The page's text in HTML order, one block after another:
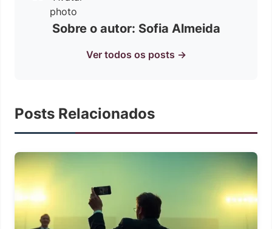
Sobre o autor: Sofia Almeida
Ver todos os posts →
Posts Relacionados